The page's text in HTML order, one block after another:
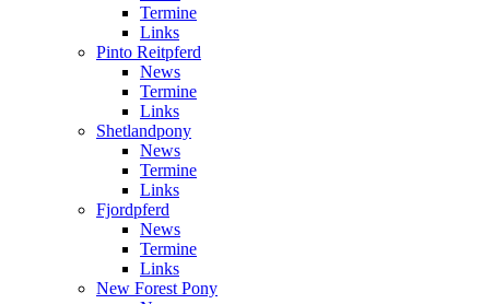
Termine
Links
Pinto Reitpferd
News
Termine
Links
Shetlandpony
News
Termine
Links
Fjordpferd
News
Termine
Links
New Forest Pony